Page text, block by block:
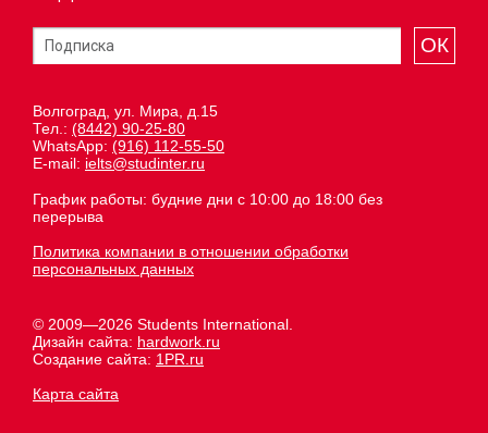
ОК
Волгоград, ул. Мира, д.15
Тел.: (8442) 90-25-80
WhatsApp: (916) 112-55-50
E-mail: ielts@studinter.ru
График работы: будние дни с 10:00 до 18:00 без
перерыва
Политика компании в отношении обработки
персональных данных
© 2009—2026 Students International.
Дизайн сайта: hardwork.ru
Создание сайта: 1PR.ru
Карта сайта